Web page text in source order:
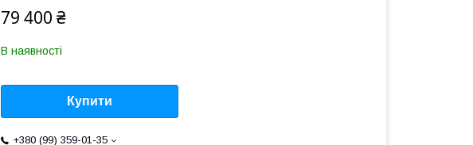
79 400 ₴
В наявності
Купити
+380 (99) 359-01-35